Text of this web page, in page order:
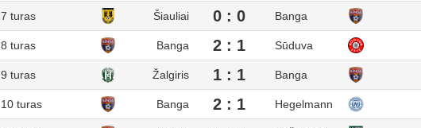
7 turas Šiauliai 0 : 0 Banga
8 turas Banga 2 : 1 Sūduva
9 turas Žalgiris 1 : 1 Banga
10 turas Banga 2 : 1 Hegelmann